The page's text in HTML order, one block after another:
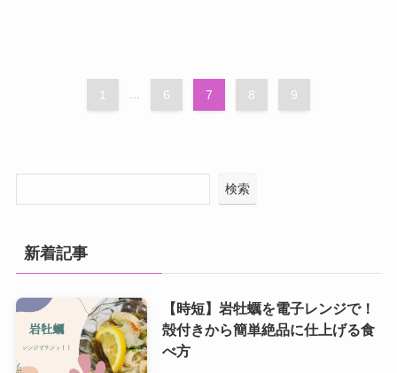
1 ... 6 7 8 9
検索
新着記事
【時短】岩牡蠣を電子レンジで！
殻付きから簡単絶品に仕上げる食
べ方